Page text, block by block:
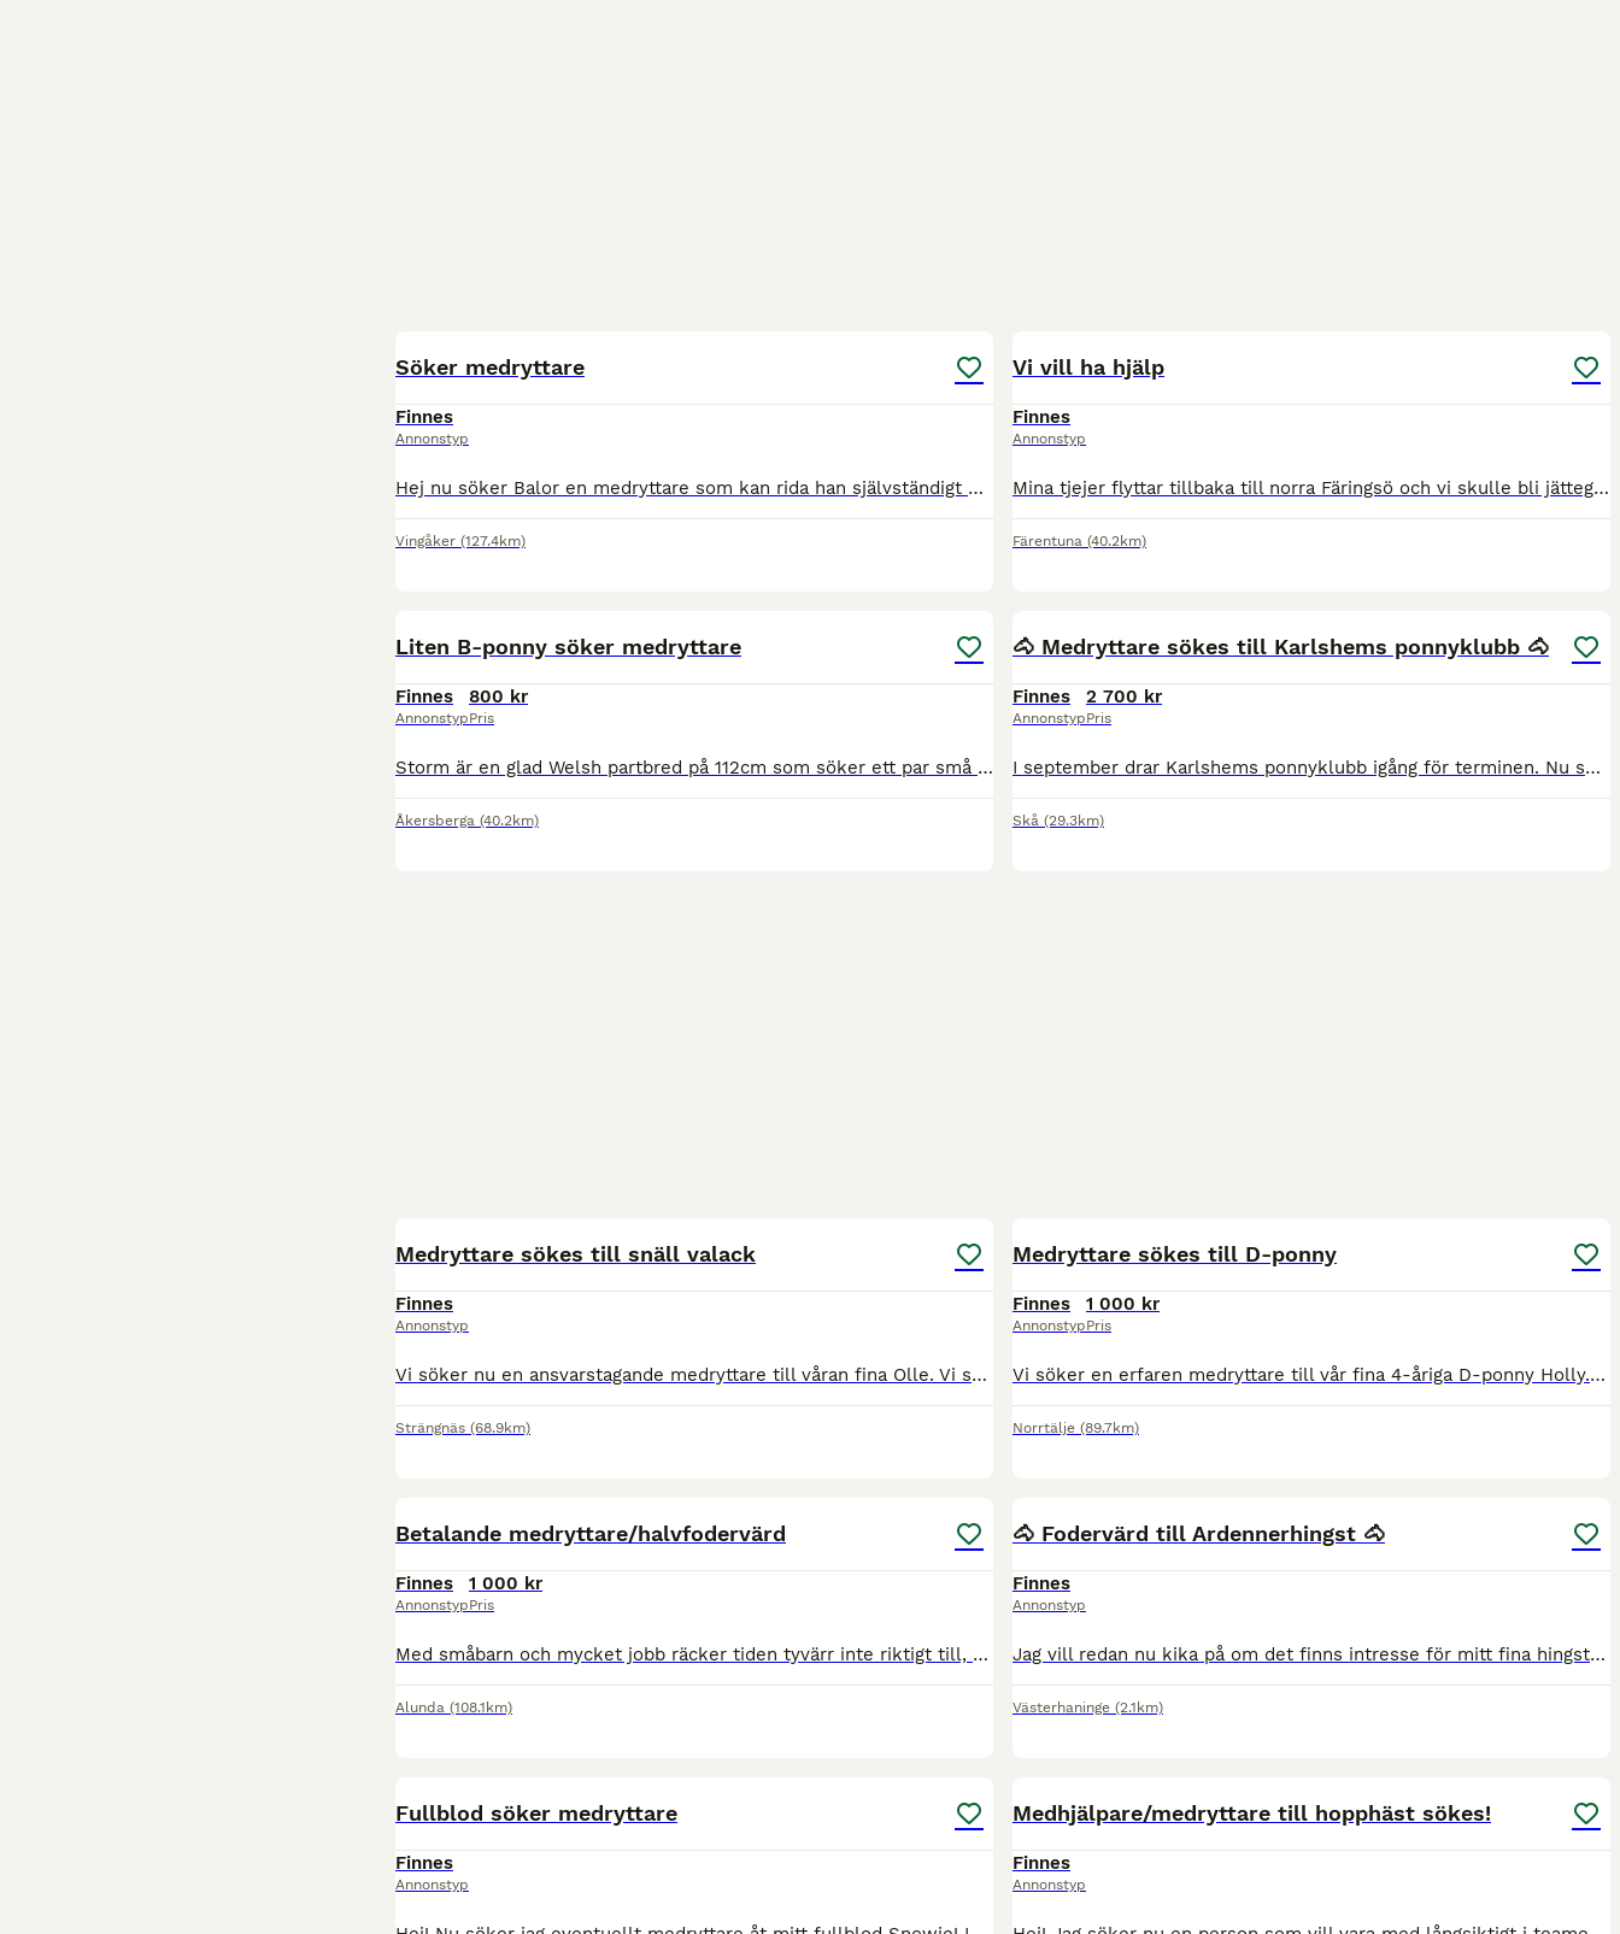
Söker medryttare
Finnes
Annonstyp
Hej nu söker Balor en medryttare som kan rida han självständigt några dagar i veckan. Ungefär 2-4 gånger i veckan. Balor är en maxad D ponny på 11 år och är väldigt snäll men har sina påhitt ibland.
Vingåker (127.4km)
Vi vill ha hjälp
Finnes
Annonstyp
Mina tjejer flyttar tillbaka till norra Färingsö och vi skulle bli jätteglada om det finns någon engagerad, empatisk, modig, kunnig, ordningsam och myndig (åldersmässigt) person som hade velat hjälpa
Färentuna (40.2km)
Liten B-ponny söker medryttare
Finnes
Annonstyp
800 kr
Pris
Storm är en glad Welsh partbred på 112cm som söker ett par små medryttare om max 35 kg en eller flera dagar per vecka tillsammans med hästvan förälder. Han bor på gränsen mellan Åkersberga och Vallent
Åkersberga (40.2km)
🐴 Medryttare sökes till Karlshems ponnyklubb 🐴
Finnes
Annonstyp
2 700 kr
Pris
I september drar Karlshems ponnyklubb igång för terminen. Nu söker vi engagerade ryttare som vill utvecklas tillsammans med våra härliga ponnyer! Vi söker dig som har några års ridvana från ridskola
Skå (29.3km)
Medryttare sökes till snäll valack
Finnes
Annonstyp
Vi söker nu en ansvarstagande medryttare till våran fina Olle. Vi ser gärna att du som medryttare har erfarenhet av utbildning av hästar då man skulle kunna säga att han är under utbildning. Du som m
Strängnäs (68.9km)
Medryttare sökes till D-ponny
Finnes
Annonstyp
1 000 kr
Pris
Vi söker en erfaren medryttare till vår fina 4-åriga D-ponny Holly. Holly är en trevlig och social ponny som är grundriden och under fortsatt utbildning. Hon är snäll och enkel i all hantering, men e
Norrtälje (89.7km)
Betalande medryttare/halvfodervärd
Finnes
Annonstyp
1 000 kr
Pris
Med småbarn och mycket jobb räcker tiden tyvärr inte riktigt till, och därför söker jag nu rätt person som vill bli en del av M vardag några dagar i veckan. M är ett sto född 2008, e. Cartier - Corte
Alunda (108.1km)
🐴 Fodervärd till Ardennerhingst 🐴
Finnes
Annonstyp
Jag vill redan nu kika på om det finns intresse för mitt fina hingstföl, som eventuellt kan bli aktuellt att flytta kring årsskiftet. Han är efter Luron 12042 och undan Rumina e. Jubel 11826, u. Jumi
Västerhaninge (2.1km)
Fullblod söker medryttare
Finnes
Annonstyp
Medhjälpare/medryttare till hopphäst sökes!
Finnes
Annonstyp